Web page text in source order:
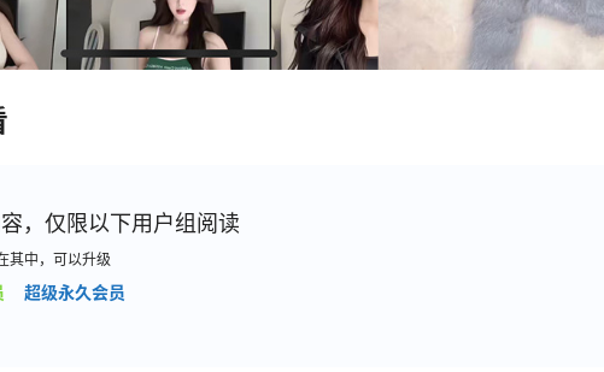
，仅限以下用户组阅读
其中，可以升级
超级永久会员